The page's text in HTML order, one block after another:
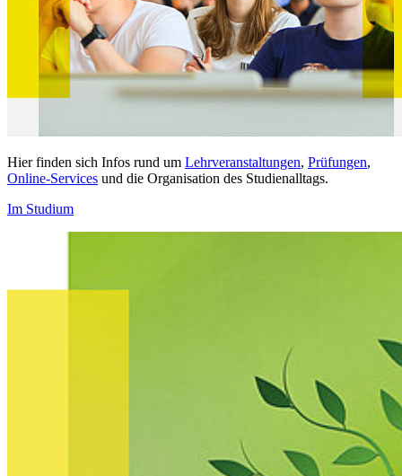
Hier finden sich Infos rund um Lehrveranstaltungen, Prüfungen,
Online-Services und die Organisation des Studienalltags.
Im Studium